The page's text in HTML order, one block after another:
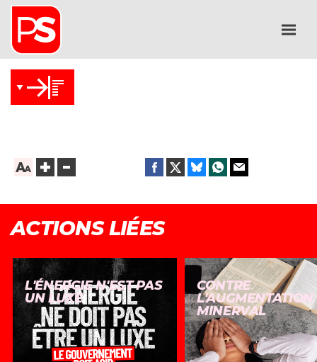
ACTIONS LIÉES
L'ÉNERGIE N'EST PAS
UN LUXE
CONTRE
L'AUGMENTATION
MINERVAL